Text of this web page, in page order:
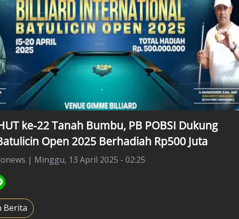
ke-22 Tanah Bumbu, PB POBSI Dukung
Open 2025 Berhadiah Rp500 Juta
| Minggu, 13 April 2025 - 02:25
Berita